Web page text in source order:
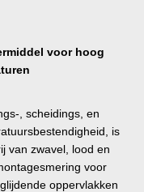
voor hoog
, scheidings, en
is
van zwavel, lood en
voor
oppervlakken